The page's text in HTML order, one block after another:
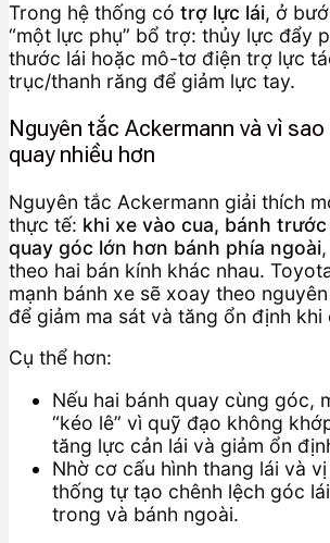
Trong hệ thống có trợ lực lái, ở
“một lực phụ” bổ trợ: thủy lực đẩy
thước lái hoặc mô-tơ điện trợ lực
trục/thanh răng để giảm lực tay.
Nguyên tắc Ackermann và vì
quay nhiều hơn
Nguyên tắc Ackermann giải thích
thực tế: khi xe vào cua, bánh
quay góc lớn hơn bánh phía ngoài
theo hai bán kính khác nhau.
mạnh bánh xe sẽ xoay theo
để giảm ma sát và tăng ổn định khi
Cụ thể hơn:
Nếu hai bánh quay cùng góc,
“kéo lê” vì quỹ đạo không
tăng lực cản lái và giảm ổn
Nhờ cơ cấu hình thang lái và
thống tự tạo chênh lệch góc
trong và bánh ngoài.